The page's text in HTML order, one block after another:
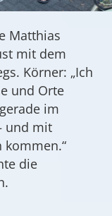
Matthias
mit dem
Körner: „Ich
und Orte
im
und mit
kommen.“
die